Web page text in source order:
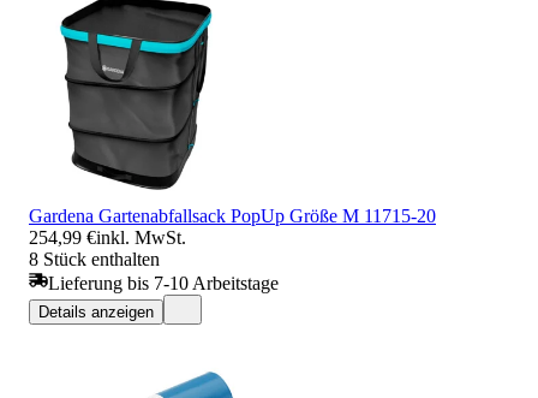
Gardena Gartenabfallsack PopUp Größe M 11715-20
254,99 €inkl. MwSt.
8 Stück enthalten
Lieferung bis 7-10 Arbeitstage
Details anzeigen